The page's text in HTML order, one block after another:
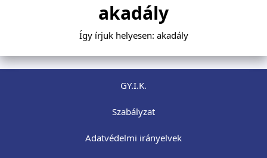
akadály
Így írjuk helyesen: akadály
GY.I.K.
Szabályzat
Adatvédelmi irányelvek